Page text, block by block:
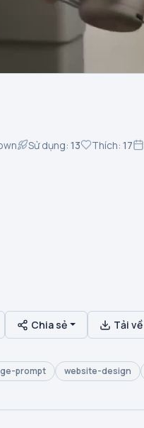
Sử dụng: 13 Thích: 17
Chia sẻ Tải về
prompt website-design